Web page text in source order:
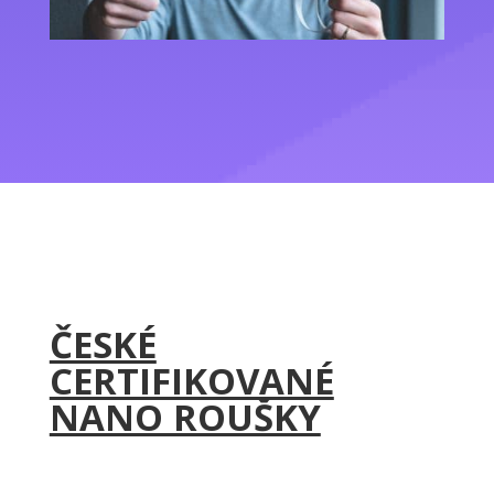
ČESKÉ
CERTIFIKOVANÉ
NANO ROUŠKY